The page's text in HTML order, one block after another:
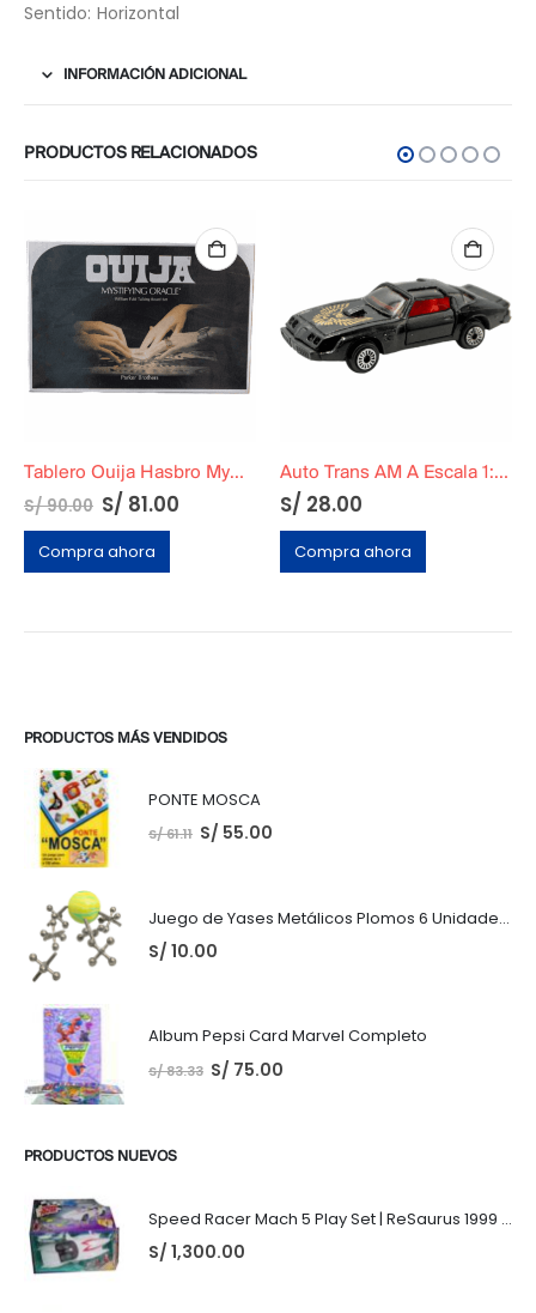
Sentido: Horizontal
INFORMACIÓN ADICIONAL
PRODUCTOS RELACIONADOS
Tablero Ouija Hasbro Mystifying Oracle
S/90.00 S/ 81.00
Compra ahora
Auto Trans AM A Escala 1:56
S/ 28.00
Compra ahora
PRODUCTOS MÁS VENDIDOS
PONTE MOSCA
S/61.11 S/ 55.00
Juego de Yases Metálicos Plomos 6 Unidades + Pelota de Goma (En Bolsita Lista para Regalar)
S/ 10.00
Album Pepsi Card Marvel Completo
S/83.33 S/ 75.00
PRODUCTOS NUEVOS
Speed Racer Mach 5 Play Set | ReSaurus 1999 | Meteoro
S/ 1,300.00